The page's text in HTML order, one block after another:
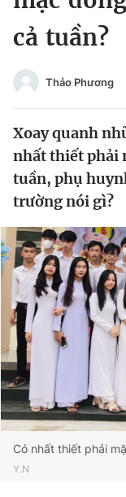
Chuyên mục khác
Video
Tiện ích
Thông tin tòa
Đọc Thanh Niên
Tin đã xem
Đăng xuất
cả tuần?
Thảo Phương
Xoay quanh
nhất thiết phải
tuần, phụ
trường nói gì?
Có nhất thiết phải
Y.N